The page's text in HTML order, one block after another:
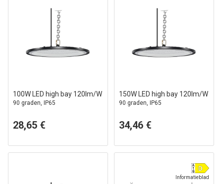
100W LED high bay 120lm/W
90 graden, IP65
28,65 €
150W LED high bay 120lm/W
90 graden, IP65
34,46 €
Informatieblad